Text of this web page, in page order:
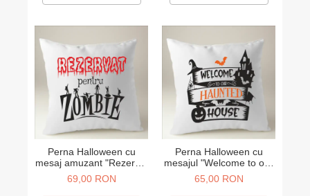
Perna Halloween cu
mesaj amuzant "Rezervat
pentru Zombie"
69,00 RON
Perna Halloween cu
mesajul "Welcome to our
hunted house"
65,00 RON